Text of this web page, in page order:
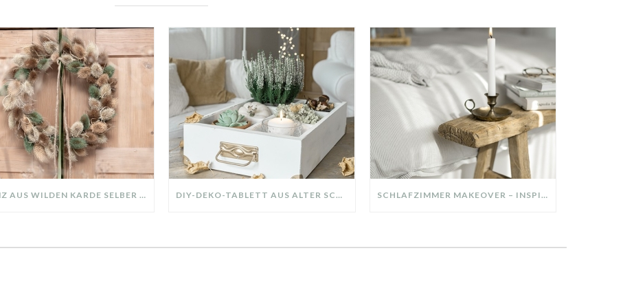
KRANZ AUS WILDEN KARDE SELBER MACHEN: HERBSTDEKO GANZ EINFACH DIY-DEKO-TABLETT AUS ALTER SCHUBLADE – NACHHALTIGE HERBSTDEKO SELBER MACHEN! SCHLAFZIMMER MAKEOVER – INSPIRATION FÜR DEIN SCHLAFZIMMER: AUS ALT MACH NEU – HELL, GEMÜTLICH UND EINLADEND